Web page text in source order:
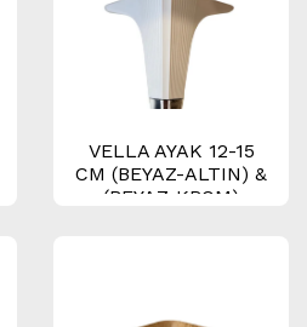
VELLA AYAK 12-15
CM (BEYAZ-ALTIN) &
(BEYAZ-KROM)